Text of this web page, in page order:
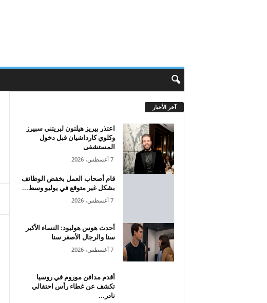
آخر الأخبار
اعتذر بيريز هيلتون لبريتني سبيرز
وكلوي كارداشيان قبل دخول
المستشفى
7 أغسطس، 2026
قام أصحاب العمل بخفض الوظائف
بشكل غير متوقع في يوليو وسط...
7 أغسطس، 2026
أحدث هوس هوليود: النساء الأكبر
سنا والرجال الأصغر سنا
7 أغسطس، 2026
أقدم مدافن موروم في روسيا
تكشف عن غطاء رأس احتفالي
نادر...